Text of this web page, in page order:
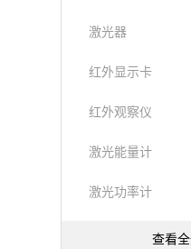
激光器
红外显示卡
红外观察仪
激光能量计
激光功率计
查看